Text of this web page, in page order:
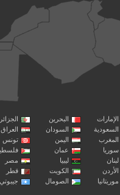
البحرين
الجزائر
السودان
العراق
اليمن
تونس
عمان
فلسطين
ليبيا
مصر
الكويت
قطر
الصومال جيبوتي